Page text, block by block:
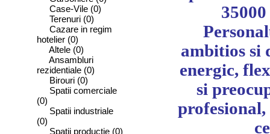
Case-Vile (0)
Terenuri (0)
Cazare in regim
hotelier (0)
Altele (0)
Ansambluri
rezidentiale (0)
Birouri (0)
Spatii comerciale
(0)
Spatii industriale
(0)
Spatii productie (0)
ambitios si
energic,
si